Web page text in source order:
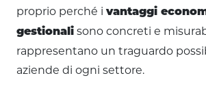
proprio perché i vantaggi
gestionali sono concreti e
rappresentano un traguardo
aziende di ogni settore.